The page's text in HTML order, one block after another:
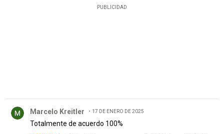
PUBLICIDAD
Marcelo Kreitler 17 DE ENERO DE 2025
Totalmente de acuerdo 100%